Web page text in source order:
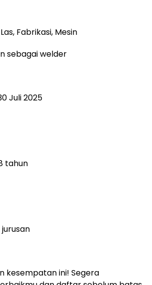
Fabrikasi, Mesin
sebagai welder
Juli 2025
tahun
kesempatan ini! Segera